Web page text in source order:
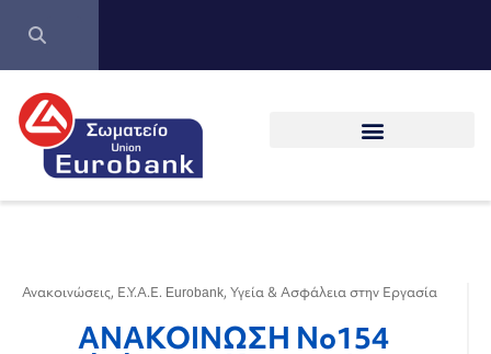
Ανακοινώσεις, Ε.Υ.Α.Ε. Eurobank, Υγεία & Ασφάλεια στην Εργασία
ΑΝΑΚΟΙΝΩΣΗ Νο154